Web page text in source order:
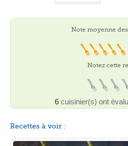
Note moyenne
Notez cette
6 cuisinier(s) ont
Recettes à voir :